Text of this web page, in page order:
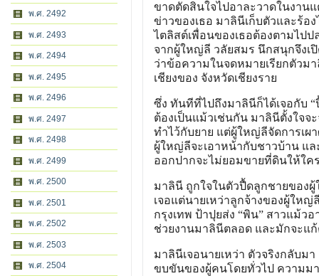
พ.ศ. 2492
พ.ศ. 2493
พ.ศ. 2494
พ.ศ. 2495
พ.ศ. 2496
พ.ศ. 2497
พ.ศ. 2498
พ.ศ. 2499
พ.ศ. 2500
พ.ศ. 2501
พ.ศ. 2502
พ.ศ. 2503
พ.ศ. 2504
ขาดตัดสินใจไปอาละวาดในงาน
ข่าวของเธอ มาลินีเก็บตัวและร้อ
ไตลิสต์เพื่อนของเธอต้องตามไป
จากผู้ใหญ่ลี วลัยสมร นึกสนุกจึงเ
ว่าข้อความในจดหมายเรียกตัวม
เชียงของ จังหวัดเชียงราย
ซึ่ง ทันทีที่ไปถึงมาลินีก็ได้เจอกับ
ต้องเป็นแม้วเช่นกัน มาลินีตั้งใจ
ทำไว้กับยาย แต่ผู้ใหญ่ลีจัดการเผ
ผู้ใหญ่ลีจะเอาหน้ากับชาวบ้าน แ
ออกปากจะไม่ยอมขายที่ดินให้ใค
มาลินี ถูกใจในตัวปื้ดลูกชายของ
เจอแต่นายเหว่าลูกจ้างของผู้ให
กรุงเทพ ป้าปุยส่ง “พิน” สาวแม้ว
ช่วยงานมาลินีตลอด และมักจะแ
มาลินีเจอนายเหว่า ตัวจริงกลับ
ขบขันของผู้คนโดยทั่วไป ความม